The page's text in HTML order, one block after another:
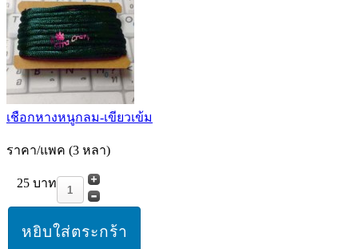
เชือกหางหนูกลม-เขียวเข้ม
ราคา/แพค (3 หลา)
25 บาท